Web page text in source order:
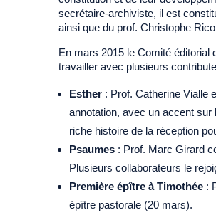
secrétaire-archiviste, il est
ainsi que du prof. Christophe
En mars 2015 le Comité éditorial
travailler avec plusieurs
Esther : Prof. Catherine Vialle
annotation, avec un accent
riche histoire de la réception
Psaumes : Prof. Marc Girard
Plusieurs collaborateurs le
Première épître à Timothée :
épître pastorale (20 mars).